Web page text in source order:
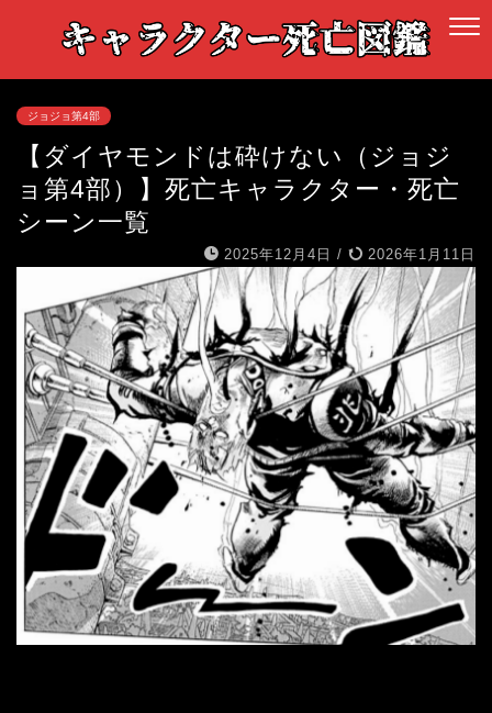
ジョジョ第4部
【ダイヤモンドは砕けない（ジョジ
ョ第4部）】死亡キャラクター・死亡
シーン一覧
2025年12月4日 / 2026年1月11日